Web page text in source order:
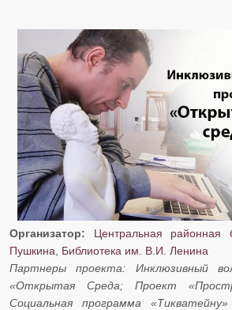
Организатор:
Центральная районная
Пушкина
Библиотека им. В.И. Ленина
​​​​​​​Партнеры проекта: Инклюзивный
«Открытая Среда; Проект
Социальная программа